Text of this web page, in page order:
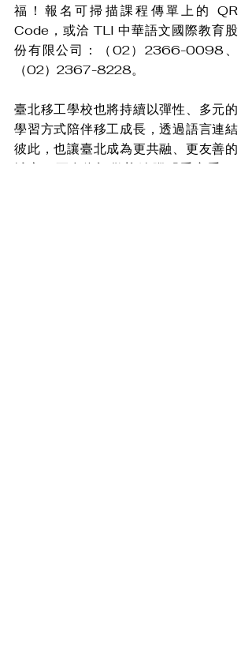
福！報名可掃描課程傳單上的 QR
Code，或洽 TLI 中華語文國際教育股
份有限公司：（02）2366-0098、
（02）2367-8228。
臺北移工學校也將持續以彈性、多元的
學習方式陪伴移工成長，透過語言連結
彼此，也讓臺北成為更共融、更友善的
城市。更多資訊歡迎追蹤「手牽手 at